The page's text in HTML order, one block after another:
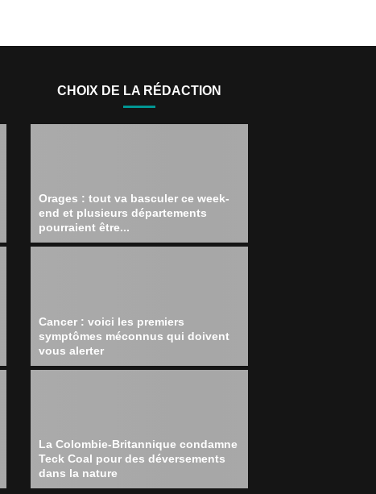
CHOIX DE LA RÉDACTION
Orages : tout va basculer ce week-
end et plusieurs départements
pourraient être...
Cancer : voici les premiers
symptômes méconnus qui doivent
vous alerter
La Colombie-Britannique condamne
Teck Coal pour des déversements
dans la nature